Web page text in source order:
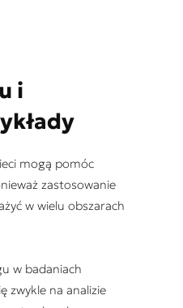
i
mogą pomóc
zastosowanie
w wielu obszarach
w badaniach
zwykle na analizie